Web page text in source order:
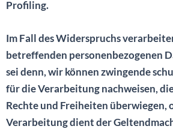
Profiling.
Im Fall des Widerspruchs
betreffenden personenbezogenen
sei denn, wir können zwingende
für die Verarbeitung nachweisen,
Rechte und Freiheiten überwiegen,
Verarbeitung dient der